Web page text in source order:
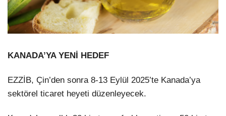
KANADA’YA YENİ HEDEF
EZZİB, Çin’den sonra 8-13 Eylül 2025’te Kanada’ya
sektörel ticaret heyeti düzenleyecek.